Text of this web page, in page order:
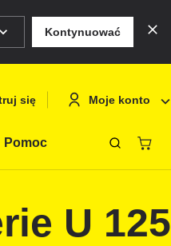
Kontynuować
się Moje konto
Pomoc
U 125